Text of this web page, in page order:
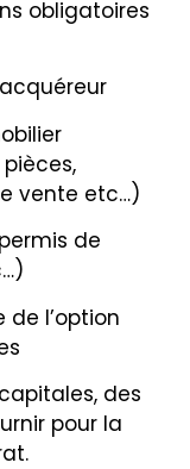
obligatoires
vente etc…)
de
de l’option
des
pour la